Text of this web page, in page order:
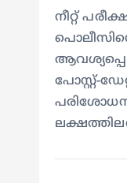
നീറ്റ്
പോസ്റ്റ്-